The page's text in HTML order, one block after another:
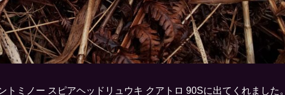
ミノー スピアヘッドリュウキ クアトロ 90Sに出てくれました。